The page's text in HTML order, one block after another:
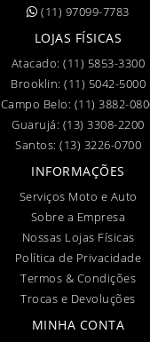
(11) 97099-7783
LOJAS FÍSICAS
Atacado:(11) 5853-3300
Brooklin: (11) 5042-5000
Campo Belo: (11) 3882-
Guarujá: (13) 3308-2200
Santos: (13) 3226-0700
INFORMAÇÕES
Serviços Moto e Auto
Sobre a Empresa
Nossas Lojas Físicas
Política de Privacidade
Termos & Condições
Trocas e Devoluções
MINHA CONTA